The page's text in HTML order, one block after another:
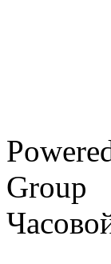
Group